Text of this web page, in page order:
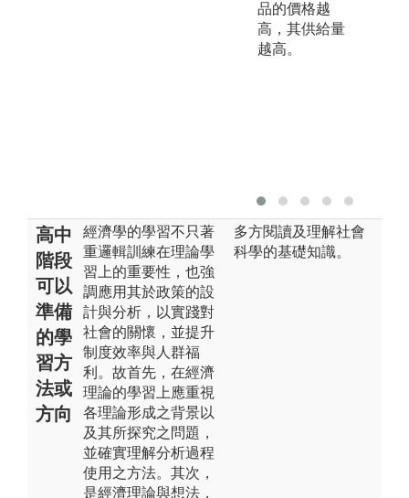
品的價格越
高，其供給量
越高。
高中
階段
可以
準備
的學
習方
法或
方向
經濟學的學習不只著
重邏輯訓練在理論學
習上的重要性，也強
調應用其於政策的設
計與分析，以實踐對
社會的關懷，並提升
制度效率與人群福
利。故首先，在經濟
理論的學習上應重視
各理論形成之背景以
及其所探究之問題，
並確實理解分析過程
使用之方法。其次，
是經濟理論與想法，
多方閱讀及理解社會
科學的基礎知識。